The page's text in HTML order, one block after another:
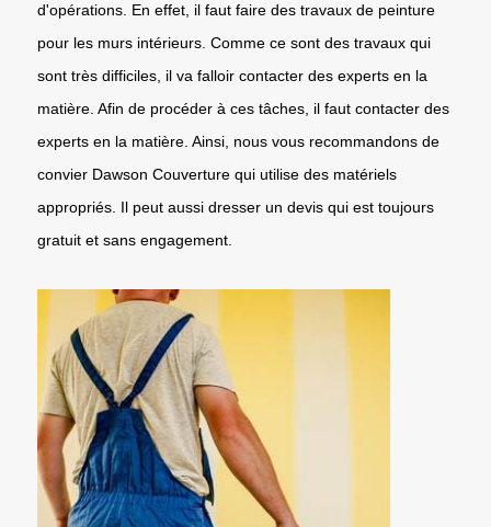
d'opérations. En effet, il faut faire des travaux de peinture
pour les murs intérieurs. Comme ce sont des travaux qui
sont très difficiles, il va falloir contacter des experts en la
matière. Afin de procéder à ces tâches, il faut contacter des
experts en la matière. Ainsi, nous vous recommandons de
convier Dawson Couverture qui utilise des matériels
appropriés. Il peut aussi dresser un devis qui est toujours
gratuit et sans engagement.